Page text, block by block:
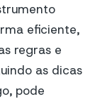
eficiente,
regras e
as dicas
pode